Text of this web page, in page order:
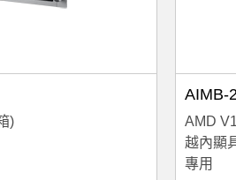
)
AIMB-
AMD
越內顯
專用